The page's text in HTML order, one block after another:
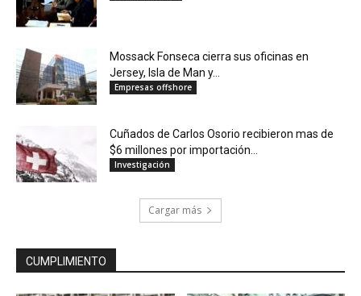
Mossack Fonseca cierra sus oficinas en
Jersey, Isla de Man y...
Empresas offshore
Cuñados de Carlos Osorio recibieron mas de
$6 millones por importación...
Investigación
Cargar más
CUMPLIMIENTO